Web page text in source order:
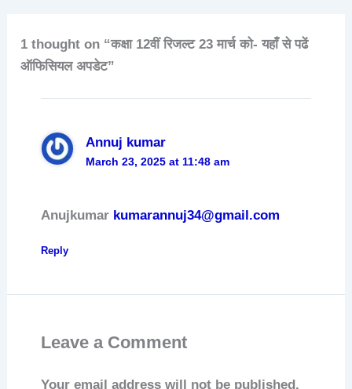
1 thought on “कक्षा 12वीं रिजल्ट 23 मार्च को- यहाँ से पढें
ऑफिसियल अपडेट”
Annuj kumar
March 23, 2025 at 11:48 am
Anujkumar kumarannuj34@gmail.com
Reply
Leave a Comment
Your email address will not be published.